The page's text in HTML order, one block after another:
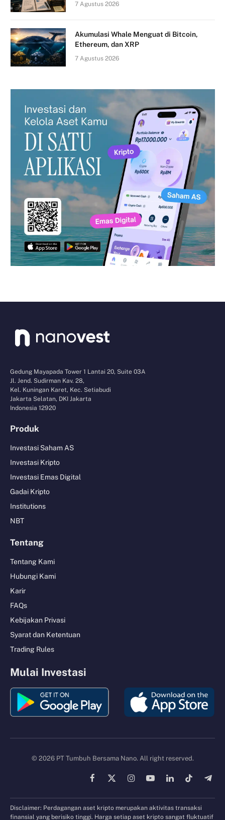
7 Agustus 2026
Akumulasi Whale Menguat di Bitcoin,
Ethereum, dan XRP
7 Agustus 2026
Gedung Mayapada Tower 1 Lantai 20, Suite 03A
Jl. Jend. Sudirman Kav. 28,
Kel. Kuningan Karet, Kec. Setiabudi
Jakarta Selatan, DKI Jakarta
Indonesia 12920
Produk
Investasi Saham AS
Investasi Kripto
Investasi Emas Digital
Gadai Kripto
Institutions
NBT
Tentang
Tentang Kami
Hubungi Kami
Karir
FAQs
Kebijakan Privasi
Syarat dan Ketentuan
Trading Rules
Mulai Investasi
© 2026 PT Tumbuh Bersama Nano. All right reserved.
Facebook
X
InstagramYouTubeLinkedInTikTok
Disclaimer: Perdagangan aset kripto merupakan aktivitas transaksi
finansial yang berisiko tinggi. Harga setiap aset kripto sangat fluktuatif